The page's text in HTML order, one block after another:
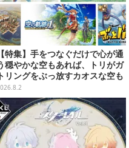
【特集】手をつなぐだけで心が通
穏やかな空もあれば、トリがガ
トリングをぶっ放すカオスな空も
る！“空”がテーマのおすすめゲ
ム5選